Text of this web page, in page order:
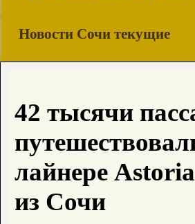
Новости Сочи текущие
42 тысячи
лайнере
из Сочи